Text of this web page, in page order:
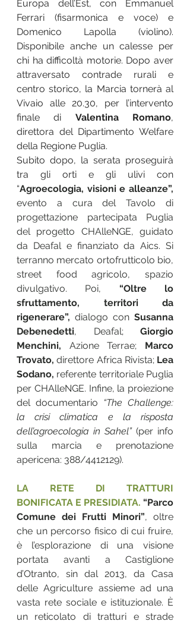
Europa dell’Est, con Emmanuel
Ferrari (fisarmonica e voce) e
Domenico Lapolla (violino).
Disponibile anche un calesse per
chi ha difficoltà motorie. Dopo aver
attraversato contrade rurali e
centro storico, la Marcia tornerà al
Vivaio alle 20.30, per l’intervento
finale di Valentina Romano,
direttora del Dipartimento Welfare
della Regione Puglia.
Subito dopo, la serata proseguirà
tra gli orti e gli ulivi con
“
evento a cura del Tavolo di
progettazione partecipata Puglia
del progetto CHAlleNGE, guidato
da Deafal e finanziato da Aics. Si
terranno mercato ortofrutticolo bio,
street food agricolo, spazio
divulgativo. Poi, “Oltre lo
sfruttamento, territori da
rigenerare”, dialogo con Susanna
Debenedetti, Deafal; Giorgio
Menchini, Azione Terrae; Marco
Trovato, direttore Africa Rivista; Lea
Sodano, referente territoriale Puglia
per CHAlleNGE. Infine, la proiezione
del documentario “The Challenge:
la crisi climatica e la risposta
dell’agroecologia in Sahel” (per info
sulla marcia e prenotazione
apericena: 388/4412129).
LA RETE DI TRATTURI
BONIFICATA E PRESIDIATA. “Parco
Comune dei Frutti Minori”, oltre
che un percorso fisico di cui fruire,
è l’esplorazione di una visione
portata avanti a Castiglione
d’Otranto, sin dal 2013, da Casa
delle Agriculture assieme ad una
vasta rete sociale e istituzionale. È
un reticolato di tratturi e strade